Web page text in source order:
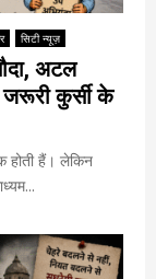
सिटी न्यूज़
अटल
जरूरी कुर्सी के
होती हैं। लेकिन